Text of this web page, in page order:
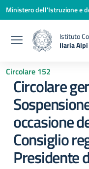
Vai ai contenuti
Vai al menu di navigazione
Vai al footer
Ministero dell'Istruzione e
Istituto
Ilaria Alpi
Circolare 152
Circolare
occasione
Consiglio
Presidente